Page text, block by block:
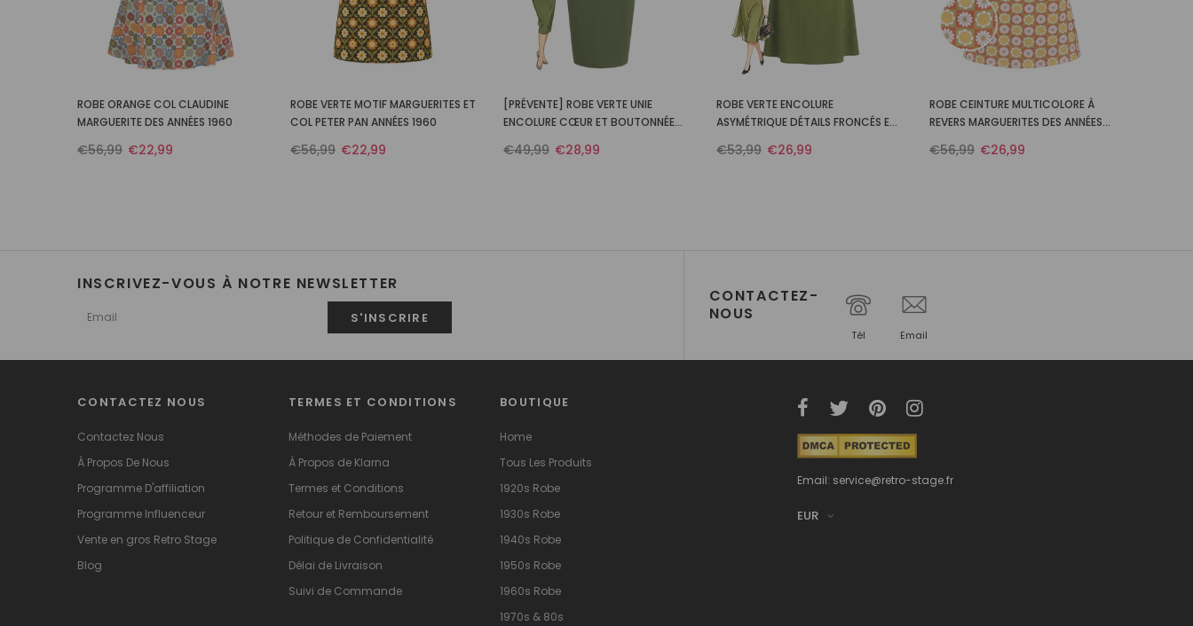
ROBE ORANGE COL CLAUDINE
MARGUERITE DES ANNÉES 1960
€56,99 €22,99
ROBE VERTE MOTIF MARGUERITES ET
COL PETER PAN ANNÉES 1960
€56,99 €22,99
[PRÉVENTE] ROBE VERTE UNIE
ENCOLURE CŒUR ET BOUTONNÉE
€49,99 €28,99
ROBE VERTE ENCOLURE
ASYMÉTRIQUE DÉTAILS FRONCÉS ET
€53,99 €26,99
ROBE CEINTURE MULTICOLORE À
REVERS MARGUERITES DES ANNÉES
€56,99 €26,99
INSCRIVEZ-VOUS À NOTRE NEWSLETTER
CONTACTEZ-
NOUS
Tél Email
CONTACTEZ NOUS
Contactez Nous
À Propos De Nous
Programme D'affiliation
Programme Influenceur
Vente en gros Retro Stage
Blog
TERMES ET CONDITIONS
Méthodes de Paiement
À Propos de Klarna
Termes et Conditions
Retour et Remboursement
Politique de Confidentialité
Délai de Livraison
Suivi de Commande
BOUTIQUE
Home
Tous Les Produits
1920s Robe
1930s Robe
1940s Robe
1950s Robe
1960s Robe
1970s & 80s
Email: service@retro-stage.fr
EUR